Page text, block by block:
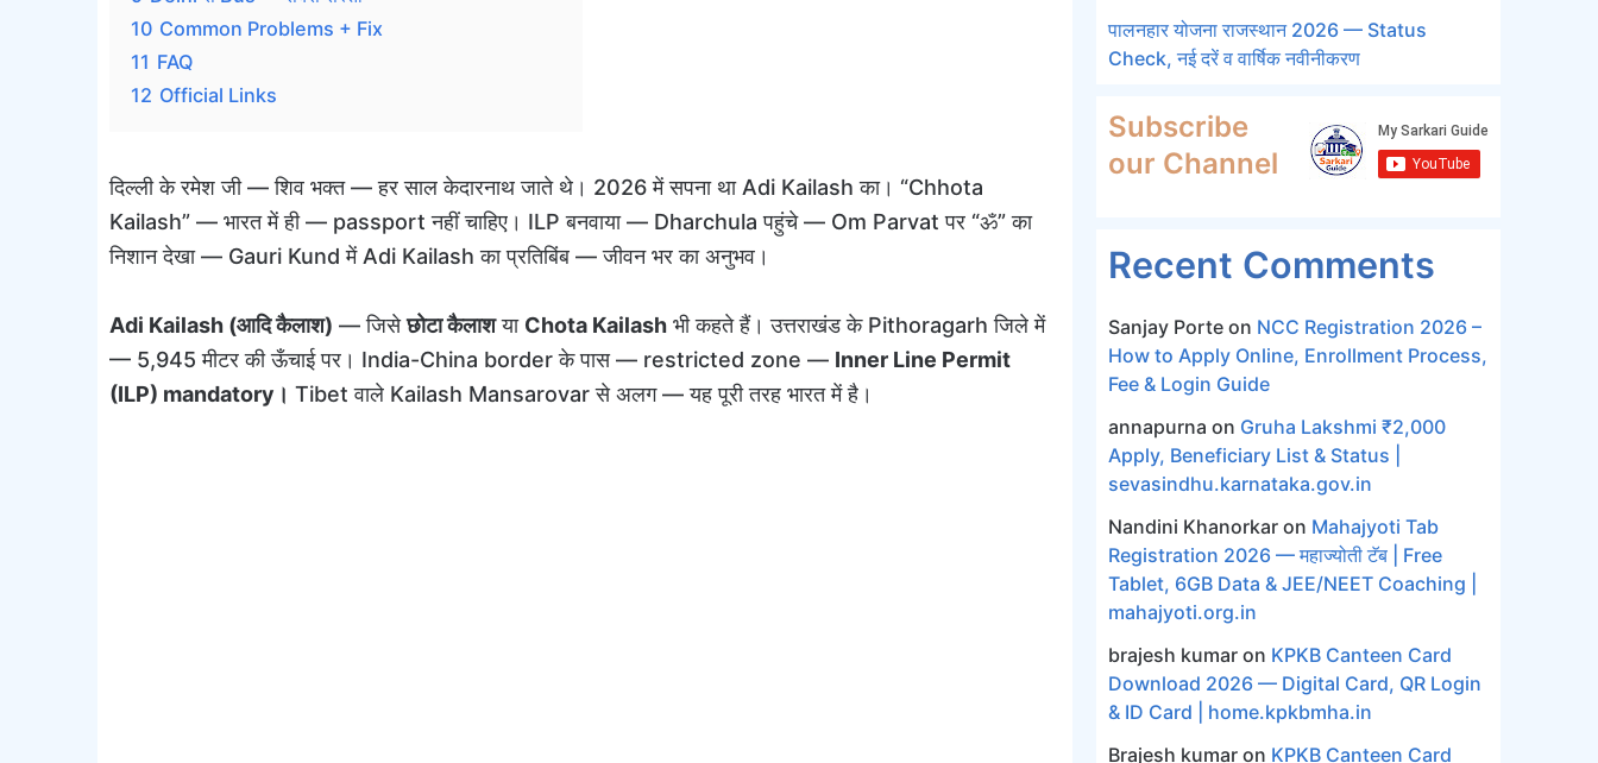
10 Common Problems + Fix
11 FAQ
12 Official Links
दिल्ली के रमेश जी — शिव भक्त — हर साल केदारनाथ जाते थे। 2026 में सपना था Adi Kailash का। “Chhota
Kailash” — भारत में ही — passport नहीं चाहिए। ILP बनवाया — Dharchula पहुंचे — Om Parvat पर “ॐ” का
निशान देखा — Gauri Kund में Adi Kailash का प्रतिबिंब — जीवन भर का अनुभव।
Adi Kailash (आदि कैलाश) — जिसेछोटा कैलाशया Chota Kailash भी कहते हैं। उत्तराखंड के Pithoragarh जिले में
— 5,945 मीटर की ऊँचाई पर। India-China border के पास — restricted zone — Inner Line Permit
(ILP) mandatory। Tibet वाले Kailash Mansarovar से अलग — यह पूरी तरह भारत में है।
पालनहार योजना राजस्थान 2026 — Status
Check, नई दरें व वार्षिक नवीनीकरण
Subscribe
our Channel
Recent Comments
Sanjay Porte on NCC Registration 2026 –
How to Apply Online, Enrollment Process,
Fee & Login Guide
annapurna on Gruha Lakshmi ₹2,000
Apply, Beneficiary List & Status |
sevasindhu.karnataka.gov.in
Nandini Khanorkar on Mahajyoti Tab
Registration 2026 — महाज्योती टॅब | Free
Tablet, 6GB Data & JEE/NEET Coaching |
mahajyoti.org.in
brajesh kumar on KPKB Canteen Card
Download 2026 — Digital Card, QR Login
& ID Card | home.kpkbmha.in
Brajesh kumar on KPKB Canteen Card